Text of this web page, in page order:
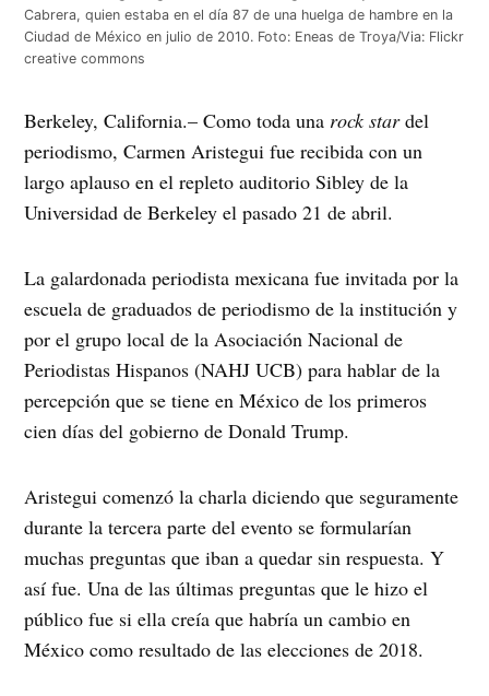
Cabrera, quien estaba en el día 87 de una huelga de hambre en la
Ciudad de México en julio de 2010. Foto: Eneas de Troya/Via: Flickr
creative commons
Berkeley, California.– Como toda una rock stardel
periodismo, Carmen Aristegui fue recibida con un
largo aplauso en el repleto auditorio Sibley de la
Universidad de Berkeley el pasado 21 de abril.
La galardonada periodista mexicana fue invitada por la
escuela de graduados de periodismo de la institución y
por el grupo local de la Asociación Nacional de
Periodistas Hispanos (NAHJ UCB) para hablar de la
percepción que se tiene en México de los primeros
cien días del gobierno de Donald Trump.
Aristegui comenzó la charla diciendo que seguramente
durante la tercera parte del evento se formularían
muchas preguntas que iban a quedar sin respuesta. Y
así fue. Una de las últimas preguntas que le hizo el
público fue si ella creía que habría un cambio en
México como resultado de las elecciones de 2018.